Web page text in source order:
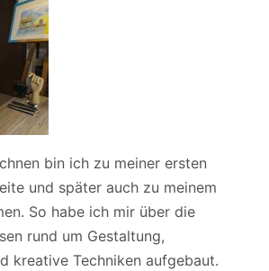
bin ich zu meiner ersten
und später auch zu meinem
So habe ich mir über die
rund um Gestaltung,
kreative Techniken aufgebaut.